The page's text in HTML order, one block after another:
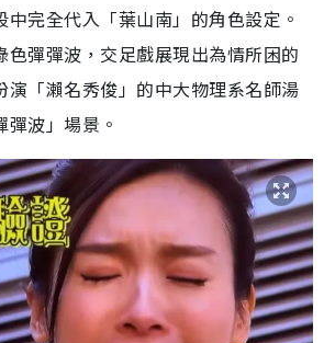
完全代入「葉山南」的角色設定。
色彈彈波，交足戲展現出為情所困的
演「瀨名秀俊」的中大物理系名師湯
波」場景。